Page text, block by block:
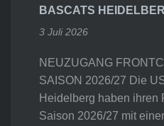
BASCATS
3 Juli 2026
NEUZUGANG
SAISON 2026/27 Die
Heidelberg haben ihren
Saison 2026/27 mit